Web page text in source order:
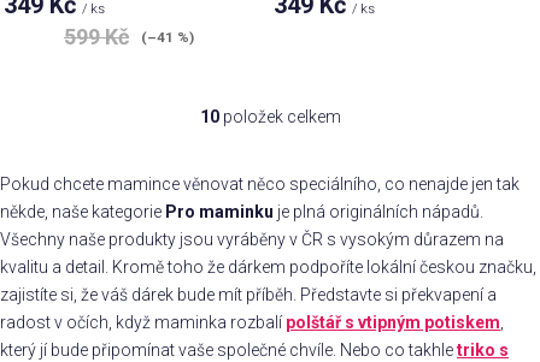
/ ks
599 Kč (–41 %)
/ ks
O
l
á
d
a
c
í
p
10položek celkem
Pokud chcete mamince věnovat něco speciálního, co nenajde jen tak
někde, naše kategorie Pro maminku je plná originálních nápadů.
Všechny naše produkty jsou vyráběny v ČR s vysokým důrazem na
kvalitu a detail. Kromě toho že dárkem podpoříte lokální českou značku,
zajistíte si, že váš dárek bude mít příběh. Představte si překvapení a
radost v očích, když maminka rozbalí polštář s vtipným potiskem
který jí bude připomínat vaše společné chvíle. Nebo co takhletriko s